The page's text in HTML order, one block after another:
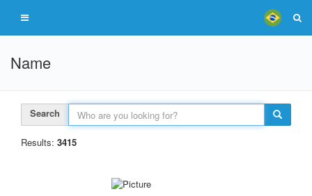
Name
Search
Results: 3415